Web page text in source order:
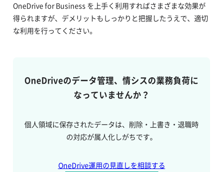
OneDrive for Business を上手く利用すればさまざまな効果が
得られますが、デメリットもしっかりと把握したうえで、適切
な利用を行ってください。
OneDriveのデータ管理、情シスの業務負荷に
なっていませんか？
個人領域に保存されたデータは、削除・上書き・退職時
の対応が属人化しがちです。
OneDrive運用の見直しを相談する